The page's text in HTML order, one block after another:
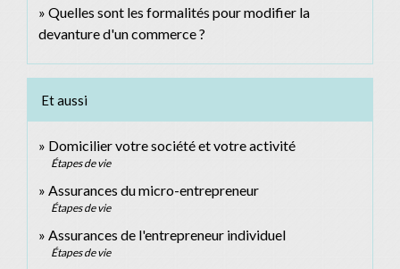
Quelles sont les formalités pour modifier la
devanture d'un commerce ?
Et aussi
Domicilier votre société et votre activité
Étapes de vie
Assurances du micro-entrepreneur
Étapes de vie
Assurances de l'entrepreneur individuel
Étapes de vie